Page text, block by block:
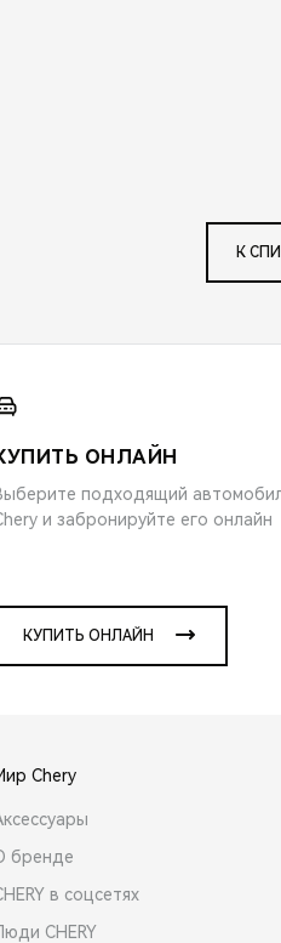
К
ОНЛАЙН
подходящий
и забронируйте его онлайн
КУПИТЬ ОНЛАЙН
Chery
бренде
в соцсетях
CHERY